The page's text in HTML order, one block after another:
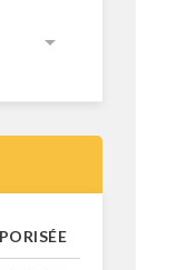
